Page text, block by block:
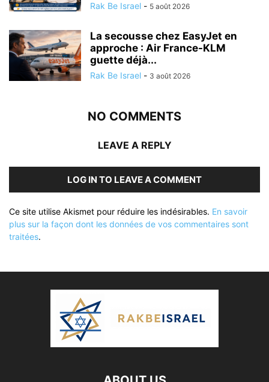
Rak Be Israel - 5 août 2026
La secousse chez EasyJet en
approche : Air France-KLM
guette déjà...
Rak Be Israel - 3 août 2026
NO COMMENTS
LEAVE A REPLY
LOG IN TO LEAVE A COMMENT
Ce site utilise Akismet pour réduire les indésirables. En savoir
plus sur la façon dont les données de vos commentaires sont
traitées.